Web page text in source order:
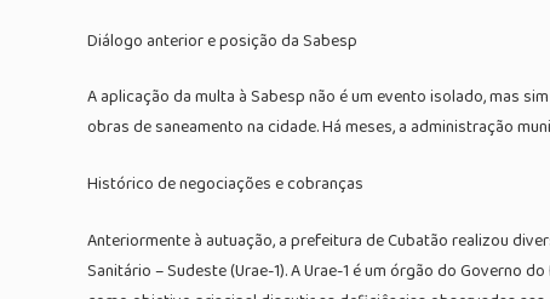
Diálogo anterior e posição da Sabesp
A aplicação da multa à Sabesp não é um evento isolado, mas
obras de saneamento na cidade. Há meses, a administração
Histórico de negociações e cobranças
Anteriormente à autuação, a prefeitura de Cubatão realizou
Sanitário – Sudeste (Urae-1). A Urae-1 é um órgão do